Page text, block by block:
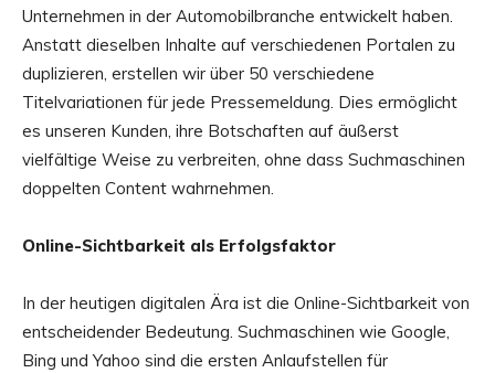
Unternehmen in der Automobilbranche entwickelt haben.
Anstatt dieselben Inhalte auf verschiedenen Portalen zu
duplizieren, erstellen wir über 50 verschiedene
Titelvariationen für jede Pressemeldung. Dies ermöglicht
es unseren Kunden, ihre Botschaften auf äußerst
vielfältige Weise zu verbreiten, ohne dass Suchmaschinen
doppelten Content wahrnehmen.
Online-Sichtbarkeit als Erfolgsfaktor
In der heutigen digitalen Ära ist die Online-Sichtbarkeit von
entscheidender Bedeutung. Suchmaschinen wie Google,
Bing und Yahoo sind die ersten Anlaufstellen für